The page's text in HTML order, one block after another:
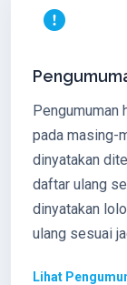
Pengumuman
pada masing-
dinyatakan
daftar ulang
dinyatakan
ulang sesuai
Lihat